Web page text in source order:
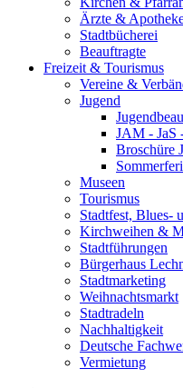
Ärzte &
Stadtbücherei
Beauftragte
Freizeit & Tourismus
Vereine &
Jugend
JAM - JaS
Broschüre
Museen
Tourismus
Stadtfest, Blues-
Kirchweihen &
Stadtführungen
Bürgerhaus
Stadtmarketing
Weihnachtsmarkt
Stadtradeln
Nachhaltigkeit
Deutsche
Vermietung